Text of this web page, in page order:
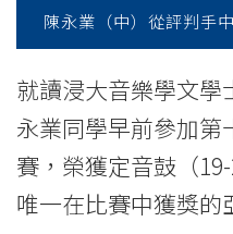
意
大
利
敲
陳永業（中）從評判手
就讀浸大音樂學文學
永業同學早前參加第
賽，榮獲定音鼓（
唯一在比賽中獲獎的